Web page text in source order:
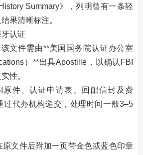
Summary》，列明曾有一条轻
果清晰标注。
认证
文件需由**美国国务院认证办公室
）**出具Apostille，以确认FBI
性。
原件、认证申请表、回邮信封及费
过代办机构递交，处理时间一般3–5
原文件后附加一页带金色或蓝色印章